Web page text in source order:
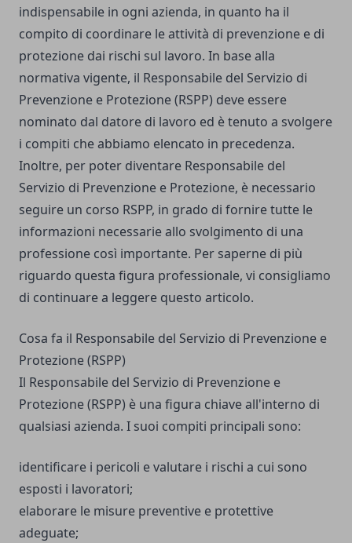
indispensabile in ogni azienda, in quanto ha il
compito di coordinare le attività di prevenzione e di
protezione dai rischi sul lavoro. In base alla
normativa vigente, il Responsabile del Servizio di
Prevenzione e Protezione (RSPP) deve essere
nominato dal datore di lavoro ed è tenuto a svolgere
i compiti che abbiamo elencato in precedenza.
Inoltre, per poter diventare Responsabile del
Servizio di Prevenzione e Protezione, è necessario
seguire un corso RSPP, in grado di fornire tutte le
informazioni necessarie allo svolgimento di una
professione così importante. Per saperne di più
riguardo questa figura professionale, vi consigliamo
di continuare a leggere questo articolo.
Cosa fa il Responsabile del Servizio di Prevenzione e
Protezione (RSPP)
Il Responsabile del Servizio di Prevenzione e
Protezione (RSPP) è una figura chiave all'interno di
qualsiasi azienda. I suoi compiti principali sono:
identificare i pericoli e valutare i rischi a cui sono
esposti i lavoratori;
elaborare le misure preventive e protettive
adeguate;